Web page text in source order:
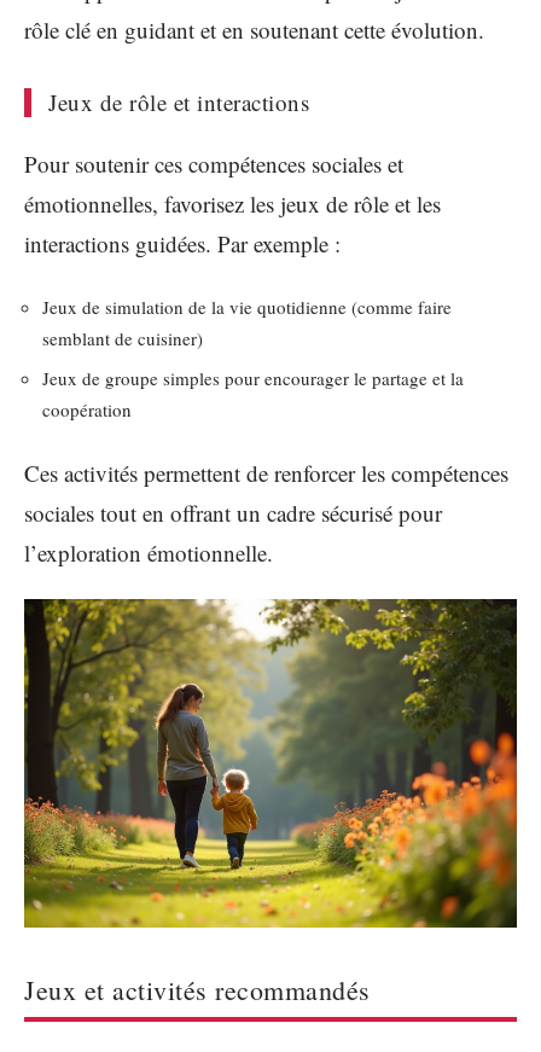
rôle clé en guidant et en soutenant cette évolution.
Jeux de rôle et interactions
Pour soutenir ces compétences sociales et
émotionnelles, favorisez les jeux de rôle et les
interactions guidées. Par exemple :
Jeux de simulation de la vie quotidienne (comme faire
semblant de cuisiner)
Jeux de groupe simples pour encourager le partage et la
coopération
Ces activités permettent de renforcer les compétences
sociales tout en offrant un cadre sécurisé pour
l’exploration émotionnelle.
Jeux et activités recommandés